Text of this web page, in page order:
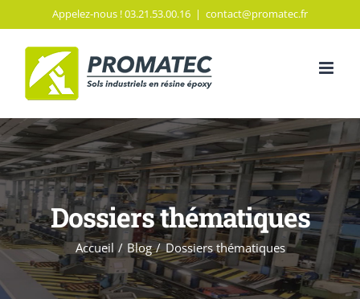
contenu
Appelez-nous ! 03.21.53.00.16 | contact@promatec.fr
Dossiers thématiques
Accueil Blog Dossiers thématiques